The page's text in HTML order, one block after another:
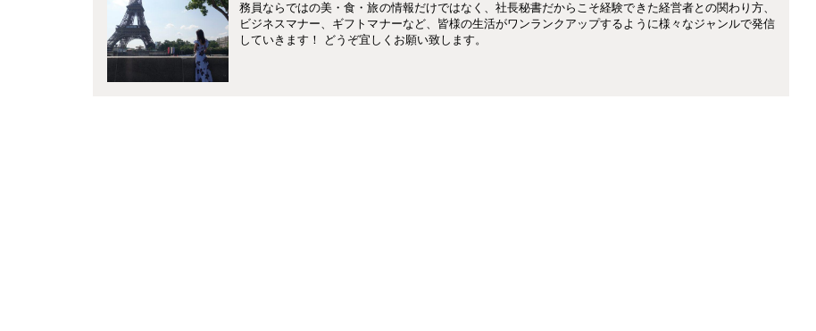
務員ならではの美・食・旅の情報だけではなく、社長秘書だからこそ経験できた経営者との関わり方、
ビジネスマナー、ギフトマナーなど、皆様の生活がワンランクアップするように様々なジャンルで発信
していきます！ どうぞ宜しくお願い致します。